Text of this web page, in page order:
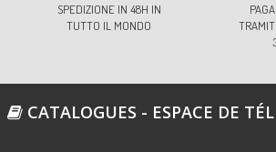
SPEDIZIONE IN 48H IN
TUTTO IL MONDO
CATALOGUES - ESPACE DE